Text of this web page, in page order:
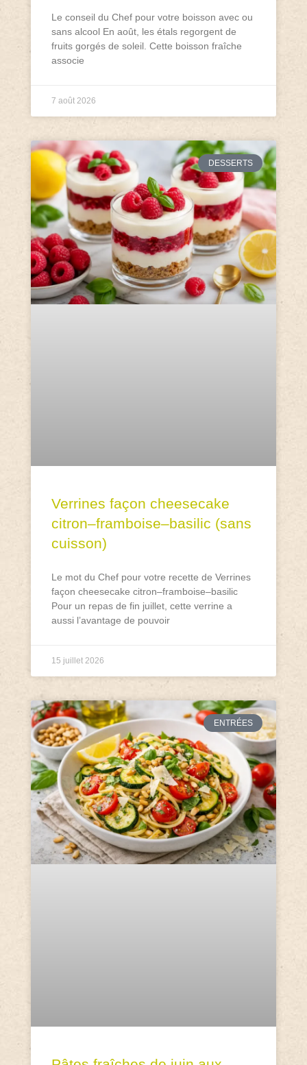
Le conseil du Chef pour votre boisson avec ou
sans alcool En août, les étals regorgent de
fruits gorgés de soleil. Cette boisson fraîche
associe
7 août 2026
DESSERTS
Verrines façon cheesecake
citron–framboise–basilic (sans
cuisson)
Le mot du Chef pour votre recette de Verrines
façon cheesecake citron–framboise–basilic
Pour un repas de fin juillet, cette verrine a
aussi l’avantage de pouvoir
15 juillet 2026
ENTRÉES